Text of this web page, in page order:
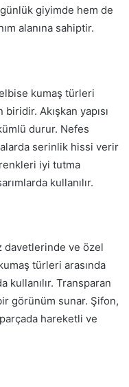
giyimde hem de
alanına sahiptir.
kumaş türleri
Akışkan yapısı
durur. Nefes
serinlik hissi verir
iyi tutma
kullanılır.
davetlerinde ve özel
türleri arasında
kullanılır. Transparan
görünüm sunar. Şifon,
hareketli ve